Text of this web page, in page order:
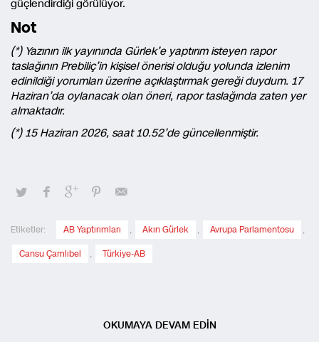
güçlendirdiği görülüyor.
Not
(*) Yazının ilk yayınında Gürlek’e yaptırım isteyen rapor
taslağının Prebiliç’in kişisel önerisi olduğu yolunda izlenim
edinildiği yorumları üzerine açıklaştırmak gereği duydum. 17
Haziran’da oylanacak olan öneri, rapor taslağında zaten yer
almaktadır.
(*) 15 Haziran 2026, saat 10.52’de güncellenmiştir.
Etiketler: AB Yaptırımları , Akın Gürlek , Avrupa Parlamentosu ,
Cansu Çamlıbel , Türkiye-AB
OKUMAYA DEVAM EDİN